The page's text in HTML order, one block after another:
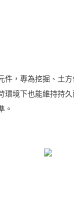
件，專為挖掘、土
環境下也能維持持
。